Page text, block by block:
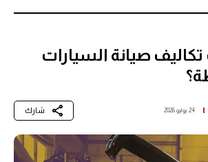
صيانة السيارات
24 يوليو 2026 شارك